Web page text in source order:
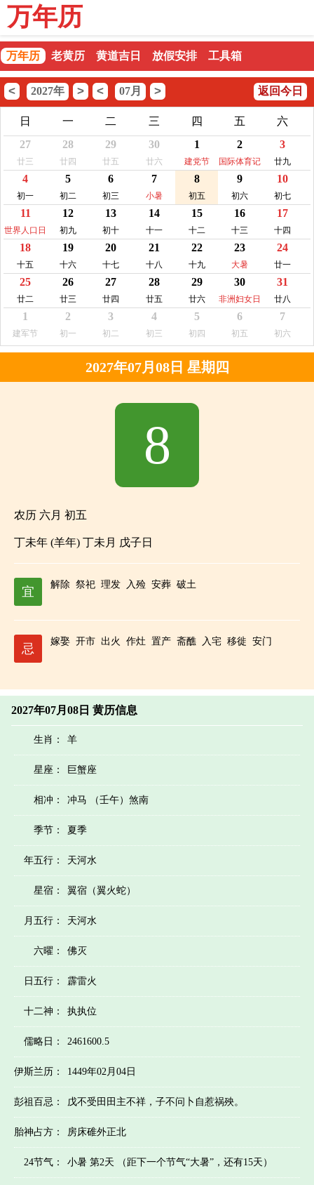
万年历
万年历 老黄历 黄道吉日 放假安排 工具箱
< 2027年 > < 07月 > 返回今日
日 一 二 三 四 五
六
27
廿三
28
廿四
29
廿五
30
廿六
1
建党节
2
国际体育记
者日
3
廿九
4
初一
5
初二
6
初三
7
小暑
8
初五
9
初六
10
初七
11
世界人口日
12
初九
13
初十
14
十一
15
十二
16
十三
17
十四
18
十五
19
十六
20
十七
21
十八
22
十九
23
大暑
24
廿一
25
廿二
26
廿三
27
廿四
28
廿五
29
廿六
30
非洲妇女日
31
廿八
1
建军节
2
初一
3
初二
4
初三
5
初四
6
初五
7
初六
2027年07月08日 星期四
8
农历 六月 初五
丁未年 (羊年) 丁未月 戊子日
宜
解除 祭祀 理发 入殓 安葬 破土
忌
嫁娶 开市 出火 作灶 置产 斋醮 入宅 移徙 安门
2027年07月08日 黄历信息
生肖： 羊
星座： 巨蟹座
相冲： 冲马 （壬午）煞南
季节： 夏季
年五行： 天河水
星宿： 翼宿（翼火蛇）
月五行： 天河水
六曜： 佛灭
日五行： 霹雷火
十二神： 执执位
儒略日： 2461600.5
伊斯兰历： 1449年02月04日
彭祖百忌： 戊不受田田主不祥，子不问卜自惹祸殃。
胎神占方： 房床碓外正北
24节气： 小暑 第2天 （距下一个节气“大暑”，还有15天）